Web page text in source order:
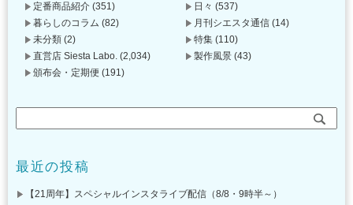
定番商品紹介 (351) 日々 (537)
暮らしのコラム (82) 月刊シエスタ通信 (14)
未分類 (2) 特集 (110)
直営店 Siesta Labo. (2,034) 製作風景 (43)
頒布会・定期便 (191)
最近の投稿
【21周年】スペシャルインスタライブ配信（8/8・9時半～）